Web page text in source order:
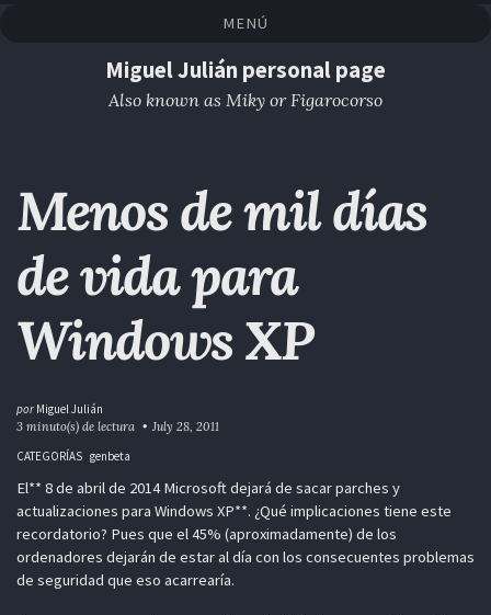
MENÚ
Miguel Julián personal page
Also known as Miky or Figarocorso
Menos de mil días
de vida para
Windows XP
por Miguel Julián
3 minuto(s) de lectura
July 28, 2011
CATEGORÍAS genbeta
El** 8 de abril de 2014 Microsoft dejará de sacar parches y
actualizaciones para Windows XP**. ¿Qué implicaciones tiene este
recordatorio? Pues que el 45% (aproximadamente) de los
ordenadores dejarán de estar al día con los consecuentes problemas
de seguridad que eso acarrearía.